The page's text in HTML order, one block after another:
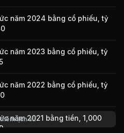
năm 2024 bằng cổ phiếu, tỷ
năm 2023 bằng cổ phiếu, tỷ
năm 2022 bằng cổ phiếu, tỷ
năm 2021 bằng tiền, 1,000
lịch sử